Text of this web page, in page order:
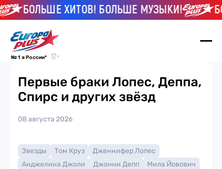
БОЛЬШЕ ХИТОВ! БОЛЬШЕ МУЗЫКИ!
№ 1 в России*
Первые браки Лопес, Деппа,
Спирс и других звёзд
08 августа 2026
Звезды Том Круз
Дженнифер Лопес
Анджелина Джоли
Джонни Депп
Мила Йовович